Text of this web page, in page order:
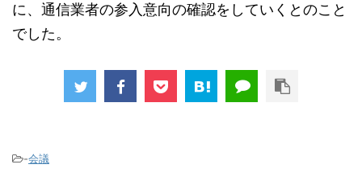
に、通信業者の参入意向の確認をしていくとのこと
でした。
-会議